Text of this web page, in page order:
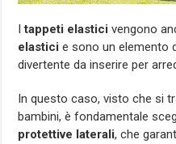
I tappeti elastici vengono
elastici e sono un elemento
divertente da inserire per
In questo caso, visto che si
bambini, è fondamentale
protettive laterali, che